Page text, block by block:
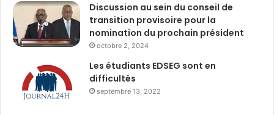
Discussion au sein du conseil de
transition provisoire pour la
nomination du prochain président
octobre 2, 2024
Les étudiants EDSEG sont en
difficultés
septembre 13, 2022